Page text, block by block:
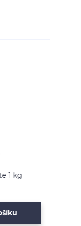
1 kg